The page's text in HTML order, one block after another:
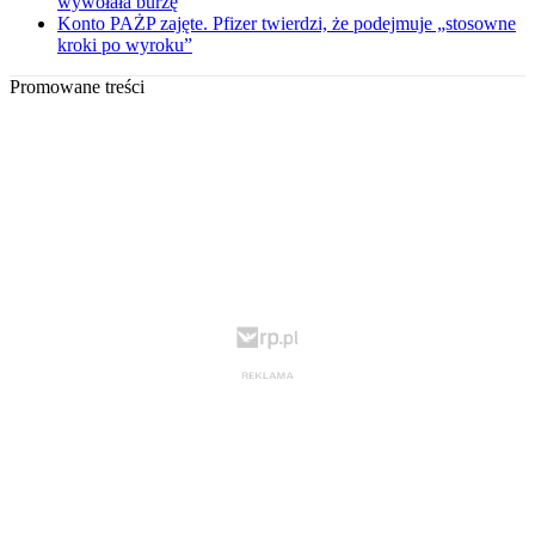
Konto PAŻP zajęte. Pfizer twierdzi, że podejmuje „stosowne
kroki po wyroku”
Promowane treści